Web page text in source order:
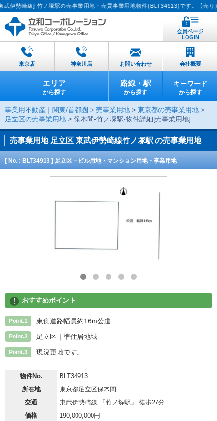
] 竹ノ塚駅の売事業用地・売買事業用地物件(BLT34913)です。【売りたい方へ
会員ページ
LOGIN
東京店 神奈川店 お問い合わせ 会社概要
エリア
から探す
路線・駅
から探す
キーワード
から探す
事業用不動産｜関東/首都圏 > 売事業用地 > 東京都の売事業用地 >
足立区の売事業用地 > 保木間-竹ノ塚駅-物件詳細[売事業用地]
売事業用地足立区 東武伊勢崎線竹ノ塚駅 の売事業用地
[ No. : BLT34913 ] 足立区－ビル用地・マンション用地・事業用地
! おすすめポイント
Point.1 東側道路幅員約16m公道
Point.2 足立区｜準住居地域
Point.3 現況更地です。
物件No.
BLT34913
所在地
東京都足立区保木間
交通
東武伊勢崎線 「竹ノ塚駅」 徒歩27分
価格
190,000,000円